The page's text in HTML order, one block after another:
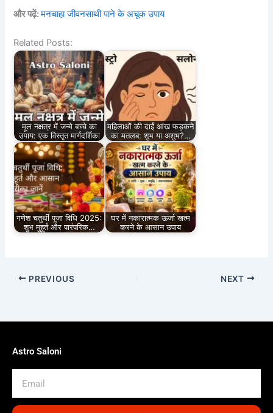
और पढ़ें:मनचाहा जीवनसाथी पाने के अचूक उपाय
Related Posts:
मूल नक्षत्र में जन्मे बच्चे का
उपाय: एक विस्तृत मार्गदर्शिका
महिलाओं की दाईं आंख फड़कने
का मतलब: शुभ या अशुभ?…
गणेश चतुर्थी पूजा विधि 2025:
शुभ मुहूर्त और पारंपरिक…
घर में नकारात्मक ऊर्जा खत्म
करने के आसान उपाय
PREVIOUS NEXT
Astro Saloni